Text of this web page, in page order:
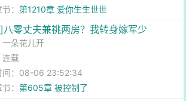
节：第1210章 爱你生生世世
八零丈夫兼祧两房？我转身嫁军少
一朵花儿开
连载
间：08-06 23:52:34
节：第605章 被控制了